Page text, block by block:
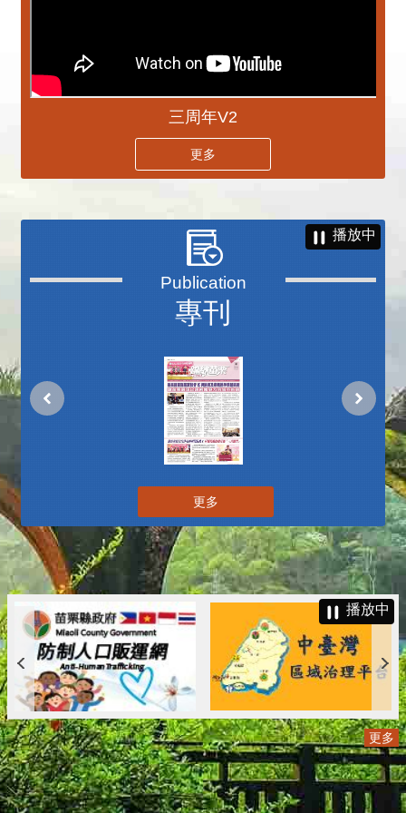
三周年V2
更多
專刊
播放中
更多
播放中
更多